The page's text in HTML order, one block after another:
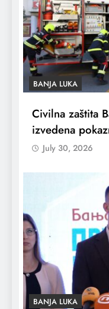
BANJA LUKA
Civilna zaštita
izvedena
July 30, 2026
BANJA LUKA